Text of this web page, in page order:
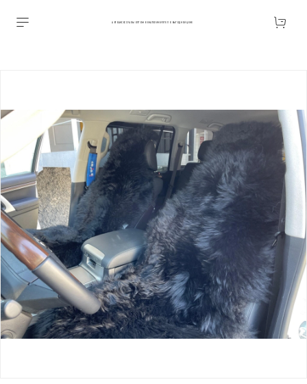
АВТОАКСЕССУАРЫ ОПТОМ В ЕКАТЕРИНБУРГЕ ПО ВЫГОДНОЙ ЦЕНЕ